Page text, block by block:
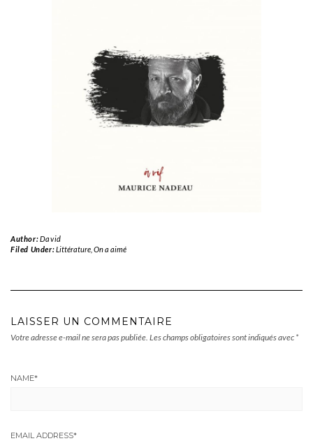
Author:David
Filed Under:Littérature, On a aimé
LAISSER UN COMMENTAIRE
Votre adresse e-mail ne sera pas publiée. Les champs obligatoires sont indiqués avec *
NAME*
EMAIL ADDRESS*